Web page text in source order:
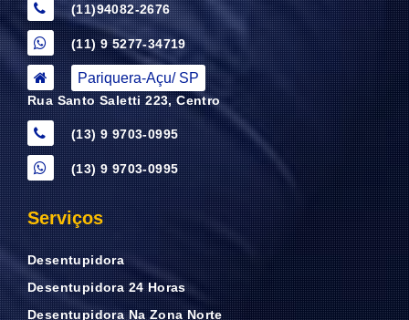
(11)94082-2676
(11) 9 5277-34719
Pariquera-Açu/ SP
Rua Santo Saletti 223, Centro
(13) 9 9703-0995
(13) 9 9703-0995
Serviços
Desentupidora
Desentupidora 24 Horas
Desentupidora Na Zona Norte